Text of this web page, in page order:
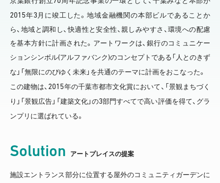
2015年3 月に竣工した。地域金融機関の本部ビルであることか
ら、地域と調和し、快適性と安全性、親しみやすさ、環境への配慮
を基本方針に計画された。アートワークは、銀行のコミュニケー
ションシンボル(アルファバンク)のコンセプトである「人とのきず
な」「無限にのびゆく未来」を共通のテーマに計画をおこなった。
この建物は、 2015年の千葉市都市文化賞において、「景観まちづく
り」「景観広告」「建築文化」の3部門すべてで高い評価を得て、グラ
ンプリに選ばれている。
Solution アートプレイスの提案
施設エントランス部分に位置する屋外のコミュニティガーデンに